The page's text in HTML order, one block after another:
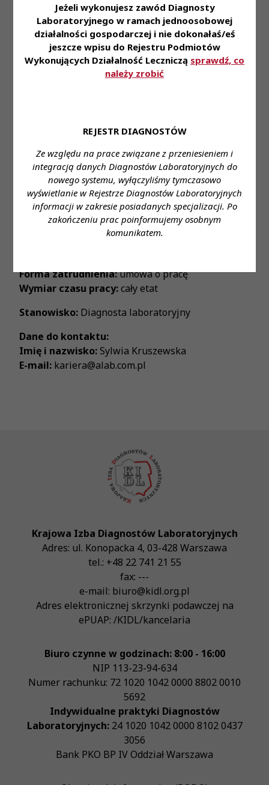
Jeżeli wykonujesz zawód Diagnosty
Laboratoryjnego w ramach jednoosobowej
działalności gospodarczej i nie dokonałaś/eś
jeszcze wpisu do Rejestru Podmiotów
Wykonujących Działalność Leczniczą sprawdź, co
należy zrobić
REJESTR DIAGNOSTÓW
Ze względu na prace związane z przeniesieniem i
integracją danych Diagnostów Laboratoryjnych do
nowego systemu, wyłączyliśmy tymczasowo
wyświetlanie w Rejestrze Diagnostów Laboratoryjnych
informacji w zakresie posiadanych specjalizacji. Po
zakończeniu prac poinformujemy osobnym
komunikatem.
- dofinansowanie do ubezpieczenia na życie oraz
karty Multisport
- możliwość korzystania z prywatnej opieki
medycznej
- pracę w nowoczesnym laboratorium pozwalającą
na zapoznanie się i stosowanie najnowszej
Zapraszamy do aplikowania za pośrednictwem
formularza:
Formularz aplikacyjny
Miejsce zatrudnienia:Płock
Wymagane wykształcenie:wyższe
Forma zatrudnienia:umowa o pracę
Wymiar czasu pracy:cały etat
Stanowisko: Diagnosta laboratoryjny
Dane do kontaktu:
Imię i nazwisko:Sylwia Kruszewska
E-mail: kariera@alab.com.pl
Krajowa Izba Diagnostów Laboratoryjnych
Adres: ul. Konopacka 4, 03-428 Warszawa
tel.: +48 22 741 21 55
fax: ---
e-mail: biuro@kidl.org.pl
Adres elektronicznej skrzynki podawczej na
ePUAP: /KIDL/kancelaria
Biuro czynne w godzinach: 8:00 - 16:00
NIP 113-23-94-634
Numer rachunku: 72 1020 1042 0000 8802 0010
5692
Indywidualne praktyki Diagnostów
Laboratoryjnych:24 1020 1042 0000 8102 0437
3056
Bank PKO BP IV Oddział Warszawa